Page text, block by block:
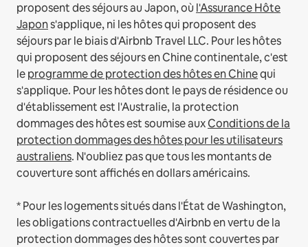
proposent des séjours au Japon, où l'Assurance Hôte
Japons'applique, ni les hôtes qui proposent des
séjours par le biais d'Airbnb Travel LLC. Pour les hôtes
qui proposent des séjours en Chine continentale, c'est
leprogramme de protection des hôtes en Chinequi
s'applique. Pour les hôtes dont le pays de résidence ou
d'établissement est l'Australie, la protection
dommages des hôtes est soumise auxConditions de la
protection dommages des hôtes pour les utilisateurs
australiens. N'oubliez pas que tous les montants de
couverture sont affichés en dollars américains.
* Pour les logements situés dans l'État de Washington,
les obligations contractuelles d'Airbnb en vertu de la
protection dommages des hôtes sont couvertes par